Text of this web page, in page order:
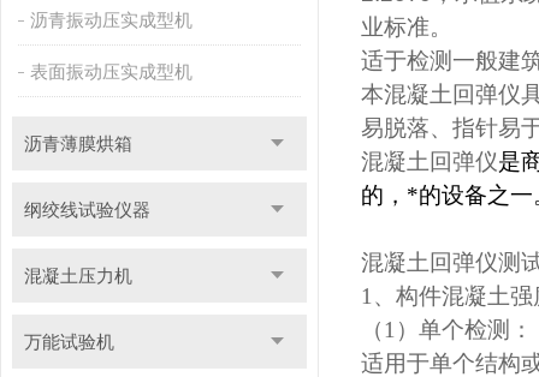
沥青振动压实成型机
表面振动压实成型机
沥青薄膜烘箱
纲绞线试验仪器
混凝土压力机
万能试验机
业标准。
适于检测一般建
本混凝土回弹仪
易脱落、指针易
混凝土回弹仪是
的，*的设备之一
混凝土回弹仪测
1 、构件混凝土
（1）单个检测：
适用于单个结构